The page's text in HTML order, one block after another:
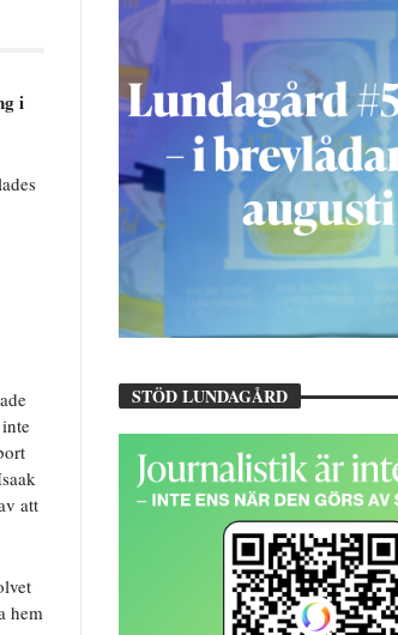
i
att
hem
STÖD LUNDAGÅRD